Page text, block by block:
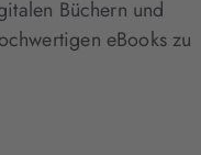
Büchern und
eBooks zu